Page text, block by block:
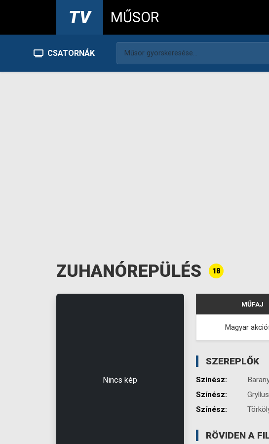
TV MŰSOR
CSATORNÁK
ZUHANÓREPÜLÉS 18
Nincs kép
MŰFAJ
Magyar
SZEREPLŐK
Színész:
Színész:
Színész:
RÖVIDEN A